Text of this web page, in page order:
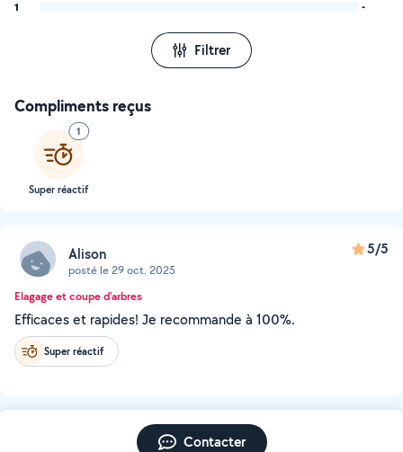
1
-
Filtrer
Compliments reçus
1
Super réactif
Alison
posté le 29 oct. 2025
5/5
Elagage et coupe d'arbres
Efficaces et rapides! Je recommande à 100%.
Super réactif
Contacter